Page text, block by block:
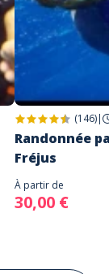
(146)|
Randonnée
Fréjus
À partir de
30,00 €